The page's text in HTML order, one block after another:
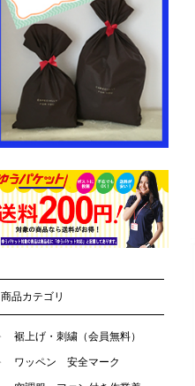
商品カテゴリ
裾上げ・刺繍（会員無料）
ワッペン 安全マーク